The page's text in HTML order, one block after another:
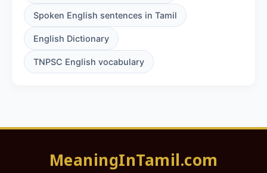
Spoken English sentences in Tamil
English Dictionary
TNPSC English vocabulary
MeaningInTamil.com